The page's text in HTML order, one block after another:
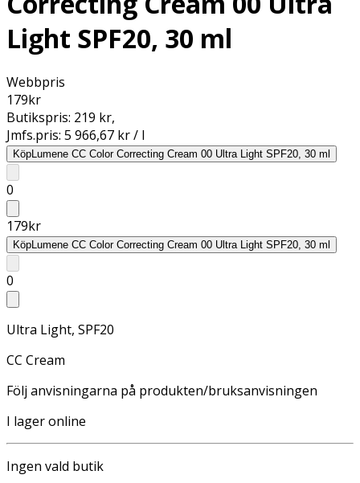
Light SPF20, 30 ml
Webbpris
179kr
Butikspris: 219 kr,
Jmfs.pris: 5 966,67 kr / l
KöpLumene CC Color Correcting Cream 00 Ultra Light SPF20, 30 ml
0
179kr
KöpLumene CC Color Correcting Cream 00 Ultra Light SPF20, 30 ml
0
Ultra Light, SPF20
CC Cream
Följ anvisningarna på produkten/bruksanvisningen
I lager online
Ingen vald butik